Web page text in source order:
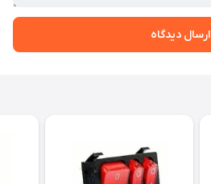
ارسال دیدگاه